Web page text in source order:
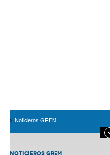
Noticieros GREM
NOTICIEROS GREM